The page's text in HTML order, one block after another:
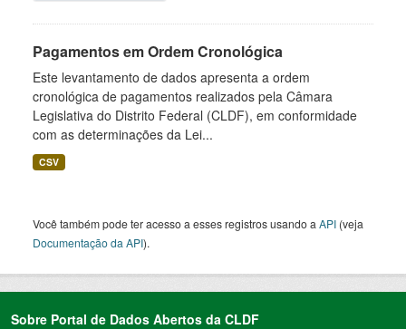
Pagamentos em Ordem Cronológica
Este levantamento de dados apresenta a ordem
cronológica de pagamentos realizados pela Câmara
Legislativa do Distrito Federal (CLDF), em conformidade
com as determinações da Lei...
CSV
Você também pode ter acesso a esses registros usando a API (veja
Documentação da API).
Sobre Portal de Dados Abertos da CLDF